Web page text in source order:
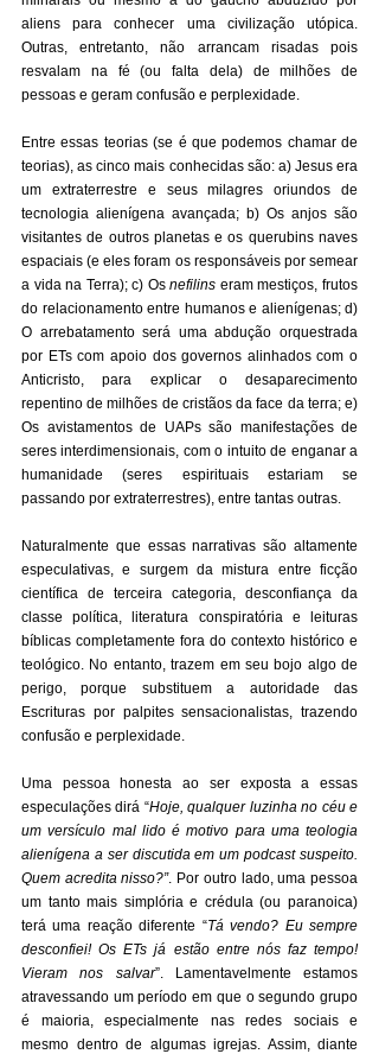
aliens para conhecer uma civilização utópica.
Outras, entretanto, não arrancam risadas pois
resvalam na fé (ou falta dela) de milhões de
pessoas e geram confusão e perplexidade.
Entre essas teorias (se é que podemos chamar de
teorias), as cinco mais conhecidas são: a) Jesus era
um extraterrestre e seus milagres oriundos de
tecnologia alienígena avançada; b) Os anjos são
visitantes de outros planetas e os querubins naves
espaciais (e eles foram os responsáveis por semear
a vida na Terra); c) Os nefilins eram mestiços, frutos
do relacionamento entre humanos e alienígenas; d)
O arrebatamento será uma abdução orquestrada
por ETs com apoio dos governos alinhados com o
Anticristo, para explicar o desaparecimento
repentino de milhões de cristãos da face da terra; e)
Os avistamentos de UAPs são manifestações de
seres interdimensionais, com o intuito de enganar a
humanidade (seres espirituais estariam se
passando por extraterrestres), entre tantas outras.
Naturalmente que essas narrativas são altamente
especulativas, e surgem da mistura entre ficção
científica de terceira categoria, desconfiança da
classe política, literatura conspiratória e leituras
bíblicas completamente fora do contexto histórico e
teológico. No entanto, trazem em seu bojo algo de
perigo, porque substituem a autoridade das
Escrituras por palpites sensacionalistas, trazendo
confusão e perplexidade.
Uma pessoa honesta ao ser exposta a essas
especulações dirá “Hoje, qualquer luzinha no céu e
um versículo mal lido é motivo para uma teologia
alienígena a ser discutida em um podcast suspeito.
Quem acredita nisso?”. Por outro lado, uma pessoa
um tanto mais simplória e crédula (ou paranoica)
terá uma reação diferente “Tá vendo? Eu sempre
desconfiei! Os ETs já estão entre nós faz tempo!
Vieram nos salvar”. Lamentavelmente estamos
atravessando um período em que o segundo grupo
é maioria, especialmente nas redes sociais e
mesmo dentro de algumas igrejas. Assim, diante